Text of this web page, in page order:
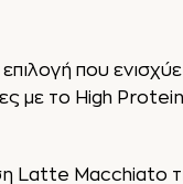
που
με το High
Latte Macchiato